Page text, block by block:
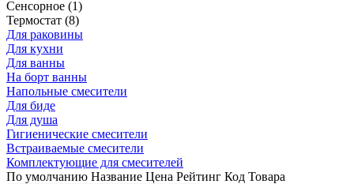
Сенсорное (1)
Термостат (8)
Для раковины
Для кухни
Для ванны
На борт ванны
Напольные смесители
Для биде
Для душа
Гигиенические смесители
Встраиваемые смесители
Комплектующие для смесителей
По умолчанию Название Цена Рейтинг Код Товара